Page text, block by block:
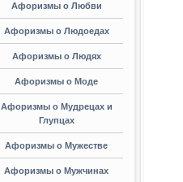
Афоризмы о Любви
Афоризмы о Людоедах
Афоризмы о Людях
Афоризмы о Моде
Афоризмы о Мудрецах и
Глупцах
Афоризмы о Мужестве
Афоризмы о Мужчинах